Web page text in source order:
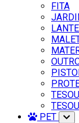
FITA
PET